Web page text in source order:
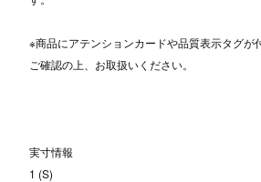
※商品にアテンションカードや品質表示タグが
ご確認の上、お取扱いください。
実寸情報
1 (S)